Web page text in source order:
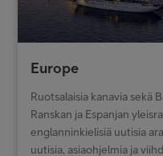
Europe
Ruotsalaisia kanavia sekä
Ranskan ja Espanjan
englanninkielisiä uutisia
uutisia, asiaohjelmia ja